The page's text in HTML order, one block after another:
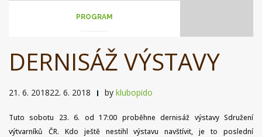
PROGRAM
DERNISÁŽ VÝSTAVY
21. 6. 201822. 6. 2018 by klubopido
Tuto sobotu 23. 6. od 17:00 proběhne dernisáž výstavy Sdružení
výtvarníků ČR. Kdo ještě nestihl výstavu navštívit, je to poslední